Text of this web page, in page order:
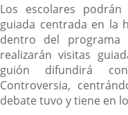
Los escolares
guiada centrada en la
dentro del programa
realizarán visitas
guión difundirá
Controversia,
debate tuvo y tiene en